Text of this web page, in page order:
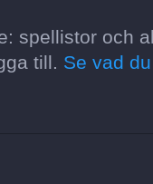
spellistor och
till. Se vad